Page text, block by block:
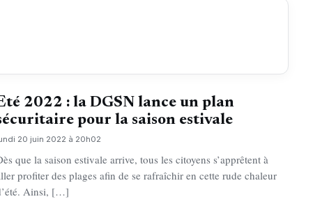
2022 : la DGSN lance un plan
pour la saison estivale
20 juin 2022 à 20h02
que la saison estivale arrive, tous les citoyens s’apprêtent à
profiter des plages afin de se rafraîchir en cette rude chaleur
Ainsi, […]